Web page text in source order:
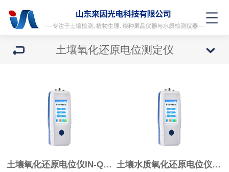
土壤氧化还原电位测定仪
土壤氧化还原电位仪IN-QX6530P 土壤水质氧化还原电位仪IN-QX6530PS